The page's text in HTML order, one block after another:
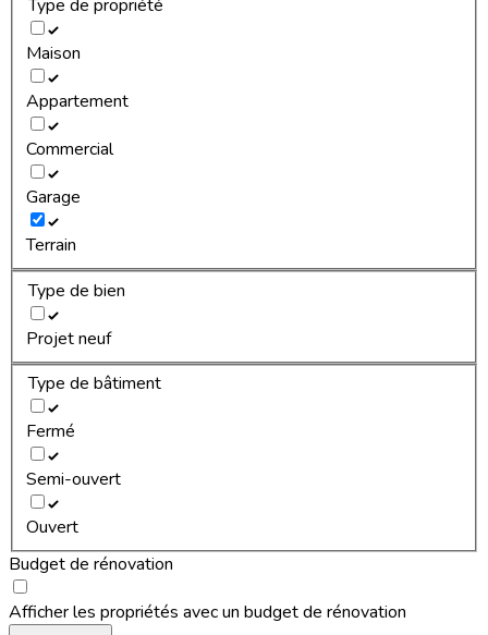
Type de propriété
Maison
Appartement
Commercial
Garage
Terrain
Type de bien
Projet neuf
Type de bâtiment
Fermé
Semi-ouvert
Ouvert
Budget de rénovation
Afficher les propriétés avec un budget de rénovation